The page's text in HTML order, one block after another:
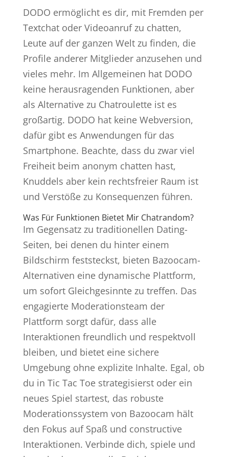
DODO ermöglicht es dir, mit Fremden per
Textchat oder Videoanruf zu chatten,
Leute auf der ganzen Welt zu finden, die
Profile anderer Mitglieder anzusehen und
vieles mehr. Im Allgemeinen hat DODO
keine herausragenden Funktionen, aber
als Alternative zu Chatroulette ist es
großartig. DODO hat keine Webversion,
dafür gibt es Anwendungen für das
Smartphone. Beachte, dass du zwar viel
Freiheit beim anonym chatten hast,
Knuddels aber kein rechtsfreier Raum ist
und Verstöße zu Konsequenzen führen.
Was Für Funktionen Bietet Mir Chatrandom?
Im Gegensatz zu traditionellen Dating-
Seiten, bei denen du hinter einem
Bildschirm feststeckst, bieten Bazoocam-
Alternativen eine dynamische Plattform,
um sofort Gleichgesinnte zu treffen. Das
engagierte Moderationsteam der
Plattform sorgt dafür, dass alle
Interaktionen freundlich und respektvoll
bleiben, und bietet eine sichere
Umgebung ohne explizite Inhalte. Egal, ob
du in Tic Tac Toe strategisierst oder ein
neues Spiel startest, das robuste
Moderationssystem von Bazoocam hält
den Fokus auf Spaß und constructive
Interaktionen. Verbinde dich, spiele und